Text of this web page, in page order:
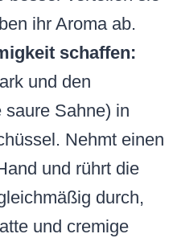
ihr Aroma ab.
schaffen:
und den
saure Sahne) in
Nehmt einen
und rührt die
durch,
und cremige